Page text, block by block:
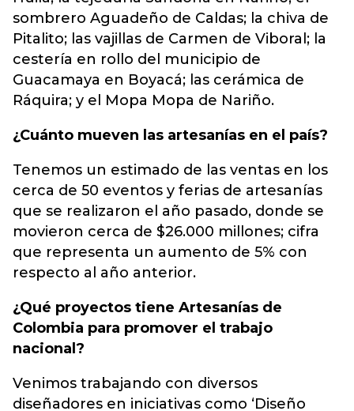
sombrero Aguadeño de Caldas; la chiva de
Pitalito; las vajillas de Carmen de Viboral; la
cestería en rollo del municipio de
Guacamaya en Boyacá; las cerámica de
Ráquira; y el Mopa Mopa de Nariño.
¿Cuánto mueven las artesanías en el país?
Tenemos un estimado de las ventas en los
cerca de 50 eventos y ferias de artesanías
que se realizaron el año pasado, donde se
movieron cerca de $26.000 millones; cifra
que representa un aumento de 5% con
respecto al año anterior.
¿Qué proyectos tiene Artesanías de
Colombia para promover el trabajo
nacional?
Venimos trabajando con diversos
diseñadores en iniciativas como ‘Diseño